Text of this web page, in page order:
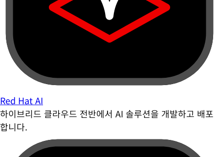
Red Hat AI
하이브리드 클라우드 전반에서 AI 솔루션을 개발하고 배포
합니다.